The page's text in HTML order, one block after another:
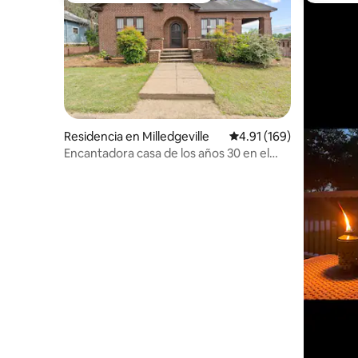
Residencia en Milledgeville Calificación promedio:
4.91 (169)
Encantadora casa de los años 30 en el